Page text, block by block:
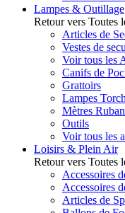
Lampes & Outillage
Retour vers Toutes
Articles de
Vestes de
Voir tous les
Canifs de
Grattoirs
Lampes
Mètres Ruban
Outils
Voir tous les
Loisirs & Plein Air
Retour vers Toutes
Accessoires
Accessoires
Articles de